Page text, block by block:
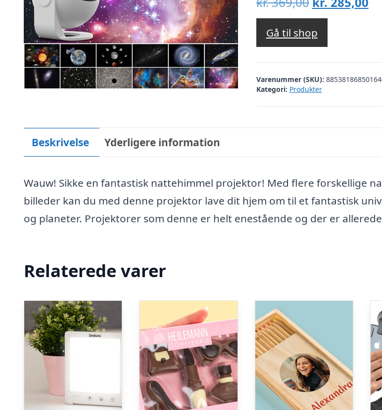
oprindelige
pris
var:
kr. 369,00.
Gå til shop
Varenummer (SKU):
Kategori: Produkter
Beskrivelse Yderligere information
Wauw! Sikke en fantastisk nattehimmel projektor! Med flere forskellige
billeder kan du med denne projektor lave dit hjem om til et fantastisk
og planeter. Projektorer som denne er helt enestående og der er
Relaterede varer